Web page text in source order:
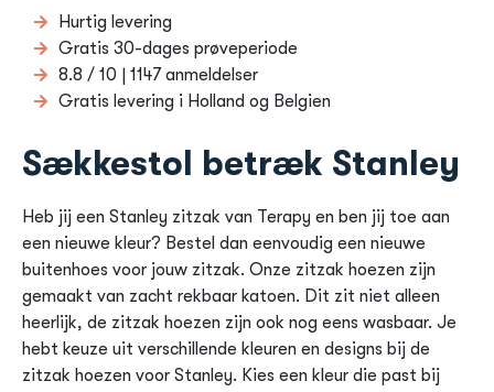
Hurtig levering
Gratis 30-dages prøveperiode
8.8 / 10 | 1147 anmeldelser
Gratis levering i Holland og Belgien
Sækkestol betræk Stanley
Heb jij een Stanley zitzak van Terapy en ben jij toe aan
een nieuwe kleur? Bestel dan eenvoudig een nieuwe
buitenhoes voor jouw zitzak. Onze zitzak hoezen zijn
gemaakt van zacht rekbaar katoen. Dit zit niet alleen
heerlijk, de zitzak hoezen zijn ook nog eens wasbaar. Je
hebt keuze uit verschillende kleuren en designs bij de
zitzak hoezen voor Stanley. Kies een kleur die past bij